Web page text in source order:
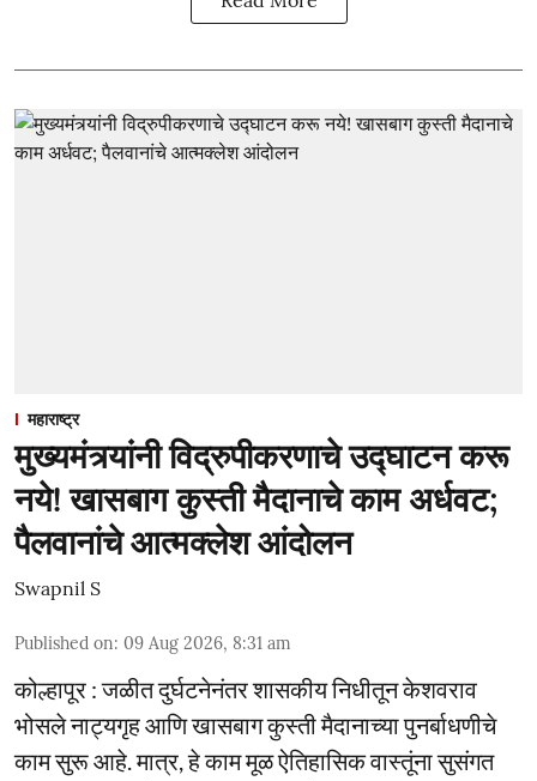
महाराष्ट्र
मुख्यमंत्र्यांनी विद्रुपीकरणाचे उद्घाटन करू
नये! खासबाग कुस्ती मैदानाचे काम अर्धवट;
पैलवानांचे आत्मक्लेश आंदोलन
Swapnil S
Published on: 09 Aug 2026, 8:31 am
कोल्हापूर : जळीत दुर्घटनेनंतर शासकीय निधीतून केशवराव
भोसले नाट्यगृह आणि खासबाग कुस्ती मैदानाच्या पुनर्बाधणीचे
काम सुरू आहे. मात्र, हे काम मूळ ऐतिहासिक वास्तूंना सुसंगत